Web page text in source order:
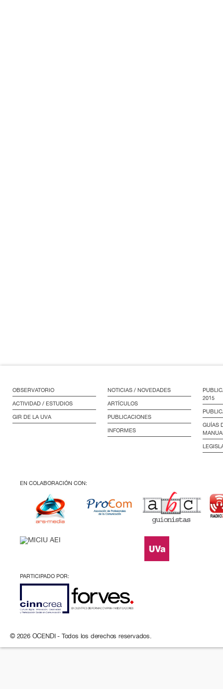
OBSERVATORIO
ACTIVIDAD / ESTUDIOS
GIR DE LA UVA
NOTICIAS / NOVEDADES
ARTÍCULOS
PUBLICACIONES
INFORMES
2015
GUÍAS
EN COLABORACIÓN CON:
PARTICIPADO POR:
© 2026 OCENDI - Todos los derechos reservados.